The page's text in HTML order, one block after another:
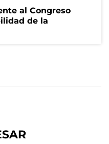
al Congreso
de la